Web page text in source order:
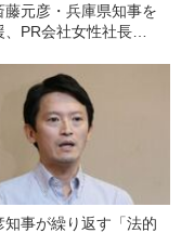
藤元彦・兵庫県知事を
、PR会社女性社長
万円超”を受注した
プロ」
知事が繰り返す「法的